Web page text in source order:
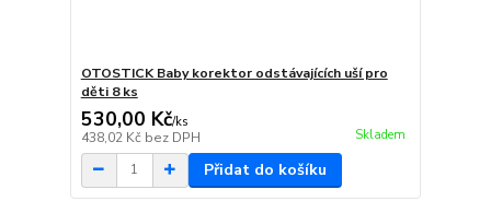
OTOSTICK Baby korektor odstávajících uší pro
děti 8 ks
530,00 Kč/ks
438,02 Kč bez DPH Skladem
Přidat do košíku